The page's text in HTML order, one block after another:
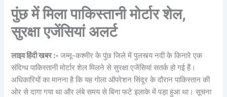
पुंछ में मिला पाकिस्तानी मोर्टार शेल,
सुरक्षा एजेंसियां अलर्ट
लाइव हिंदी खबर :-जम्मू-कश्मीर के पुंछ जिले में पुलस्त्य नदी के किनारे एक
संदिग्ध पाकिस्तानी मोर्टार शेल मिलने से सुरक्षा एजेंसियां सतर्क हो गई हैं।
अधिकारियों का मानना है कि यह गोला ऑपरेशन सिंदूर के दौरान पाकिस्तान की
ओर से दागा गया था और लंबे समय से बिना फटे इलाके में पड़ा हुआ था। सूचना